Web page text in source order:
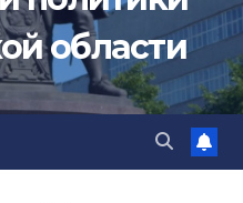
области